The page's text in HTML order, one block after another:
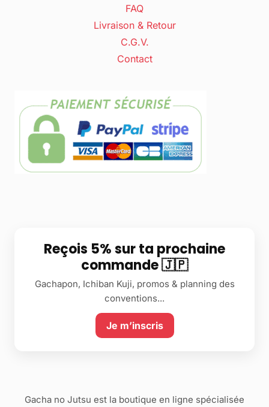
FAQ
Livraison & Retour
C.G.V.
Contact
Reçois 5% sur ta prochaine
commande 🇯🇵
Gachapon, Ichiban Kuji, promos & planning des
conventions...
Je m’inscris
Gacha no Jutsu est la boutique en ligne spécialisée